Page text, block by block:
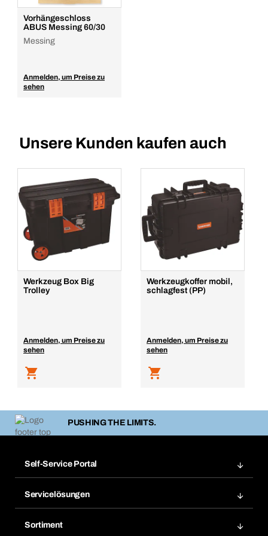
In den Warenkorb
Vorhängeschloss
ABUS Messing 60/30
Messing
Anmelden, um Preise zu
sehen
Unsere Kunden kaufen auch
Werkzeug Box Big
Trolley
Anmelden, um Preise zu
sehen
Werkzeugkoffer mobil,
schlagfest (PP)
Anmelden, um Preise zu
sehen
PUSHING THE LIMITS.
Self-Service Portal
Merklisten
Servicelösungen
Sortiment